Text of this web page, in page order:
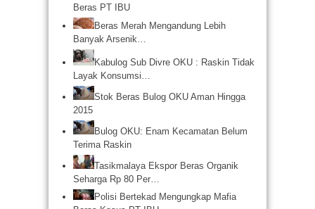
Beras PT IBU
Beras Merah Mengandung Lebih
Banyak Arsenik…
Kabulog Sub Divre OKU : Raskin Tidak
Layak Konsumsi…
Stok Beras Bulog OKU Aman Hingga
2015
Bulog OKU: Enam Kecamatan Belum
Terima Raskin
Tasikmalaya Ekspor Beras Organik
Seharga Rp 80 Per…
Polisi Bertekad Mengungkap Mafia